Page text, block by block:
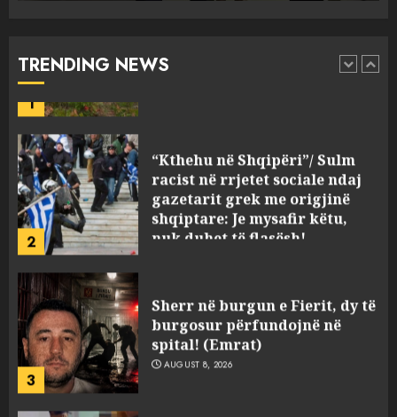
TRENDING NEWS
1
deri në 39°C
2
gazetarit grek me origjinë
shqiptare: Je mysafir këtu,
nuk duhet të flasësh!
AUGUST 8, 2026
3
spital! (Emrat)
AUGUST 8, 2026